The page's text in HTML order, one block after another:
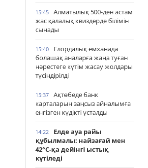
15:45
Алматылық 500-ден астам
жас қалалық квиздерде білімін
сынады
15:40
Елордалық емханада
болашақ аналарға жаңа туған
нәрестеге күтім жасау жолдары
түсіндірілді
15:37
Ақтөбеде банк
карталарын заңсыз айналымға
енгізген күдікті ұсталды
14:22
Елде ауа райы
құбылмалы: найзағай мен
42°С-қа дейінгі ыстық
күтіледі